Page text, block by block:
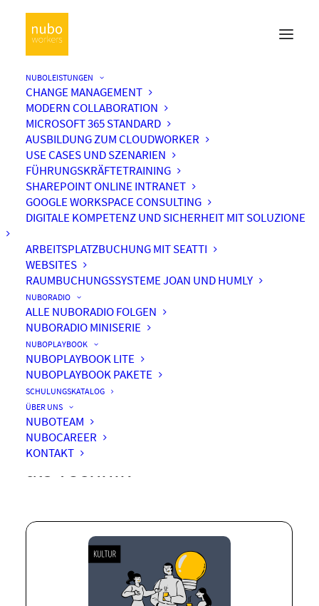
NUBOLEISTUNGEN
CHANGE MANAGEMENT
MODERN COLLABORATION
MICROSOFT 365 STANDARD
AUSBILDUNG ZUM CLOUDWORKER
USE CASES UND SZENARIEN
FÜHRUNGSKRÄFTETRAINING
SHAREPOINT ONLINE INTRANET
GOOGLE WORKSPACE CONSULTING
DIGITALE KOMPETENZ UND SICHERHEIT MIT SOLUZIONE
ARBEITSPLATZBUCHUNG MIT SEATTI
WEBSITES
RAUMBUCHUNGSSYSTEME JOAN UND HUMLY
NUBORADIO
ALLE NUBORADIO FOLGEN
NUBORADIO MINISERIE
NUBOPLAYBOOK
NUBOPLAYBOOK LITE
NUBOPLAYBOOK PAKETE
SCHULUNGSKATALOG
ÜBER UNS
NUBOTEAM
NUBOCAREER
KONTAKT
Kulturwandel in der
digitalen Transformation –
warum Haltung wichtiger ist
als Technik